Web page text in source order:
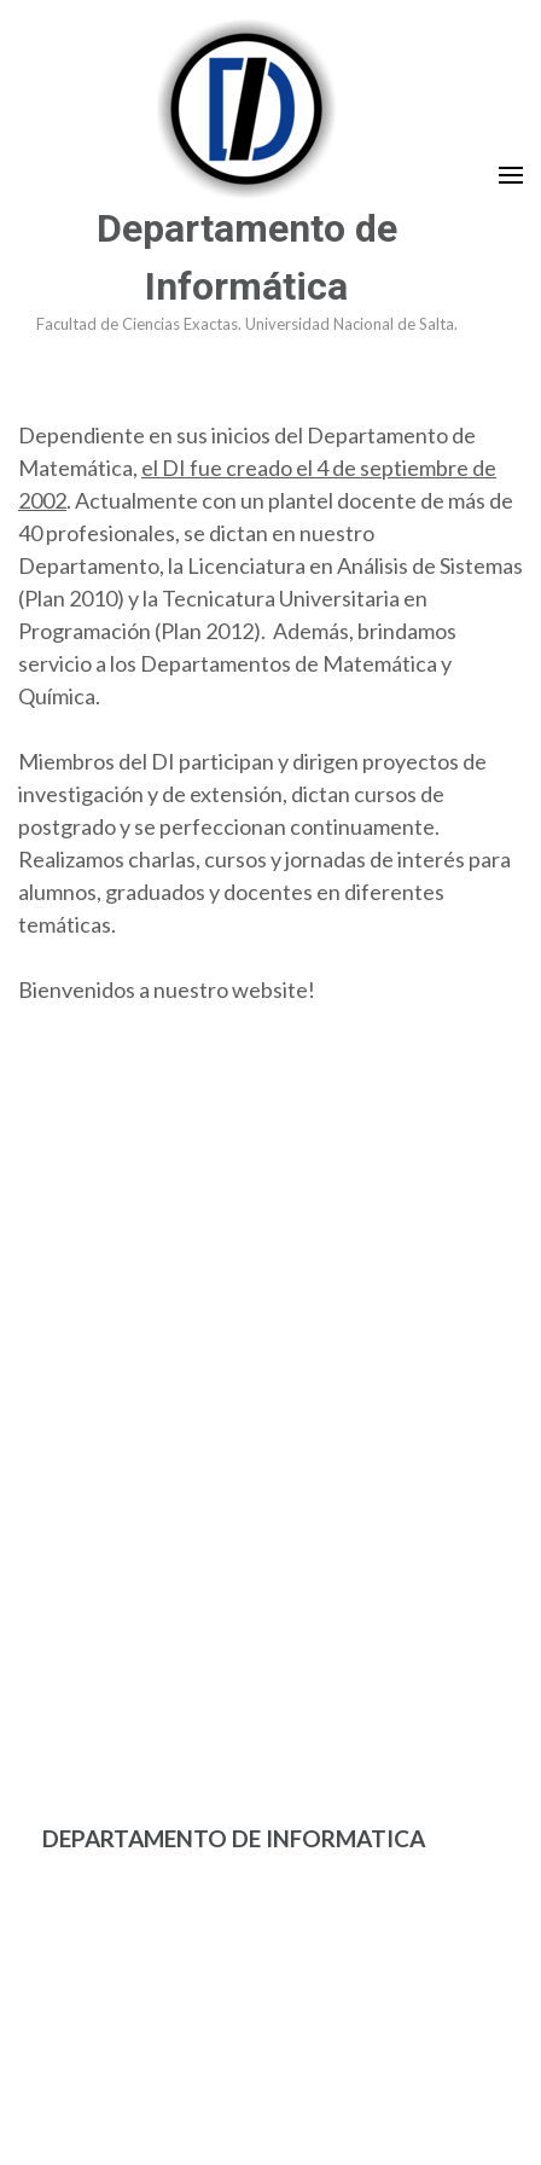
Departamento de
Informática
Facultad de Ciencias Exactas. Universidad Nacional de Salta.
Dependiente en sus inicios del Departamento de
Matemática, el DI fue creado el 4 de septiembre de
2002. Actualmente con un plantel docente de más de
40 profesionales, se dictan en nuestro
Departamento, la Licenciatura en Análisis de Sistemas
(Plan 2010) y la Tecnicatura Universitaria en
Programación (Plan 2012). Además, brindamos
servicio a los Departamentos de Matemática y
Química.
Miembros del DI participan y dirigen proyectos de
investigación y de extensión, dictan cursos de
postgrado y se perfeccionan continuamente.
Realizamos charlas, cursos y jornadas de interés para
alumnos, graduados y docentes en diferentes
temáticas.
Bienvenidos a nuestro website!
DEPARTAMENTO DE INFORMATICA